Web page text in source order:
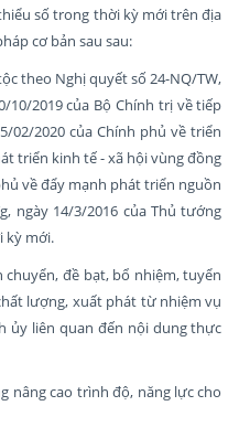
số trong thời kỳ mới trên địa
cơ bản sau sau:
theo Nghị quyết số 24-NQ/TW,
10/2019 của Bộ Chính trị về tiếp
02/2020 của Chính phủ về triển
triển kinh tế - xã hội vùng đồng
về đẩy mạnh phát triển nguồn
ngày 14/3/2016 của Thủ tướng
kỳ mới.
đề bạt, bổ nhiệm, tuyển
lượng, xuất phát từ nhiệm vụ
ủy liên quan đến nội dung thực
nâng cao trình độ, năng lực cho